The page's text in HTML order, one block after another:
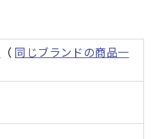
（ 同じブランドの商品一